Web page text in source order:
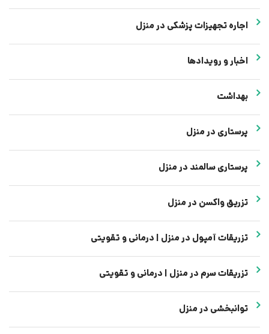
اجاره تجهیزات پزشکی در منزل
اخبار و رویدادها
بهداشت
پرستاری در منزل
پرستاری سالمند در منزل
تزریق واکسن در منزل
تزریقات آمپول در منزل | درمانی و تقویتی
تزریقات سرم در منزل | درمانی و تقویتی
توانبخشی در منزل